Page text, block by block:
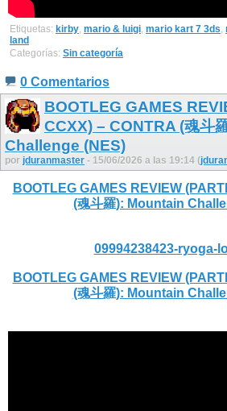
Etiquetas: kirby, mario & luigi, mario kart 7 3ds,
land
Categorías: Sin categoría
0 Comentarios
BOOTLEG GAMES
CCXX) – CONTRA (魂斗
Challenge (NES)
por jduranmaster - 15/06/2026 a las 19:14 (
BOOTLEG GAMES REVIEW
(魂斗羅): Mountain
09994238423-ryoga-
BOOTLEG GAMES REVIEW
(魂斗羅): Mountain